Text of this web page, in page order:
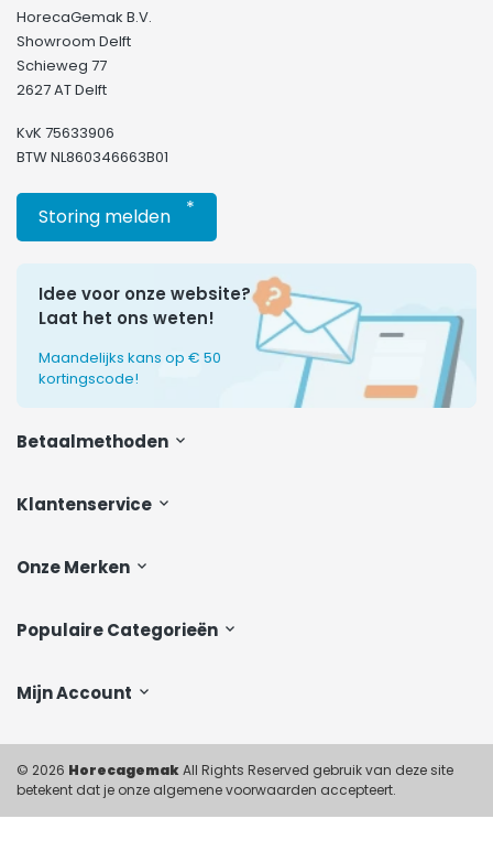
Klantenservice
Onze Merken
Populaire Categorieën
Mijn Account
HorecaGemak B.V.
Showroom Delft
Schieweg 77
2627 AT Delft
KvK 75633906
BTW NL860346663B01
Storing melden *
Idee voor onze website?
Laat het ons weten!
Maandelijks kans op € 50
kortingscode!
Betaalmethoden
© 2026 HorecagemakAll Rights Reserved gebruik van deze site
betekent dat je onze algemene voorwaarden accepteert.